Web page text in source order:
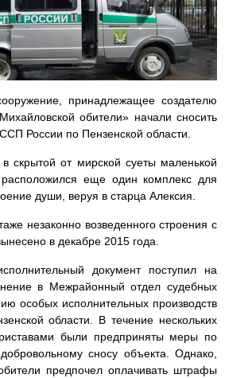
принадлежащее создателю
обители» начали сносить
России по Пензенской области.
скрытой от мирской суеты маленькой
расположился еще один комплекс для
души, веруя в старца Алексия.
незаконно возведенного строения с
в декабре 2015 года.
документ поступил на
в Межрайонный отдел судебных
особых исполнительных производств
области. В течение нескольких
были предприняты меры по
сносу объекта. Однако,
предпочел оплачивать штрафы